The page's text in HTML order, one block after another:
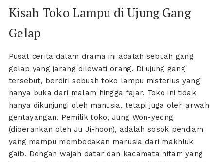
Kisah Toko Lampu di Ujung Gang
Gelap
Pusat cerita dalam drama ini adalah sebuah gang
gelap yang jarang dilewati orang. Di ujung gang
tersebut, berdiri sebuah toko lampu misterius yang
hanya buka dari malam hingga fajar. Toko ini tidak
hanya dikunjungi oleh manusia, tetapi juga oleh arwah
gentayangan. Pemilik toko, Jung Won-yeong
(diperankan oleh Ju Ji-hoon), adalah sosok pendiam
yang mampu membedakan manusia dari makhluk
gaib. Dengan wajah datar dan kacamata hitam yang